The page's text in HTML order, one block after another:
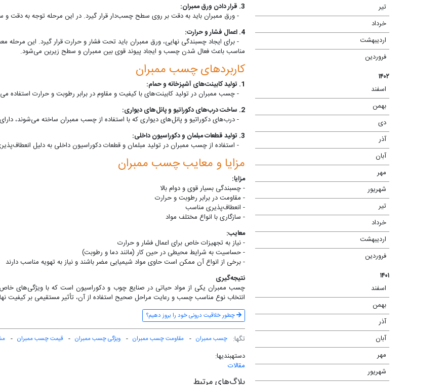
تیر
خرداد
اردیبهشت
فروردین
۱۴۰۲
اسفند
بهمن
دی
آذر
آبان
مهر
شهریور
تیر
خرداد
اردیبهشت
فروردین
۱۴۰۱
اسفند
بهمن
آذر
آبان
مهر
شهریور
3. قرار دادن ورق ممبران:
- ورق ممبران باید به دقت بر روی سطح چسب‌دار قرار گیرد. در این مرحله توجه به دقت
4. اعمال فشار و حرارت:
- برای ایجاد چسبندگی نهایی، ورق ممبران باید تحت فشار و حرارت قرار گیرد. این مرحله
مناسب باعث فعال شدن چسب و ایجاد پیوند قوی بین ممبران و سطح زیرین می‌شود.
کاربردهای چسب ممبران
1. تولید کابینت‌های آشپزخانه و حمام:
- چسب ممبران در تولید کابینت‌های با کیفیت و مقاوم در برابر رطوبت و حرارت استفاده
2. ساخت درب‌های دکوراتیو و پانل‌های دیواری:
- درب‌های دکوراتیو و پانل‌های دیواری که با استفاده از چسب ممبران ساخته می‌شوند،
3. تولید قطعات مبلمان و دکوراسیون داخلی:
- استفاده از چسب ممبران در تولید مبلمان و قطعات دکوراسیون داخلی به دلیل
مزایا و معایب چسب ممبران
مزایا:
- چسبندگی بسیار قوی و دوام بالا
- مقاومت در برابر رطوبت و حرارت
- انعطاف‌پذیری مناسب
- سازگاری با انواع مختلف مواد
معایب:
- نیاز به تجهیزات خاص برای اعمال فشار و حرارت
- حساسیت به شرایط محیطی در حین کار (مانند دما و رطوبت)
- برخی از انواع آن ممکن است حاوی مواد شیمیایی مضر باشند و نیاز به تهویه مناسب دارند
نتیجه‌گیری
چسب ممبران یکی از مواد حیاتی در صنایع چوب و دکوراسیون است که با ویژگی‌های خاص
انتخاب نوع مناسب چسب و رعایت مراحل صحیح استفاده از آن، تأثیر مستقیمی بر کیفیت
چطور خلاقیت درونی خود را بروز دهیم؟
تگ‎ها: چسب ممبران مقاومت چسب ممبران ویژگی چسب ممبران قیمت چسب ممبران
دسته‎بندی‎ها:
مقالات